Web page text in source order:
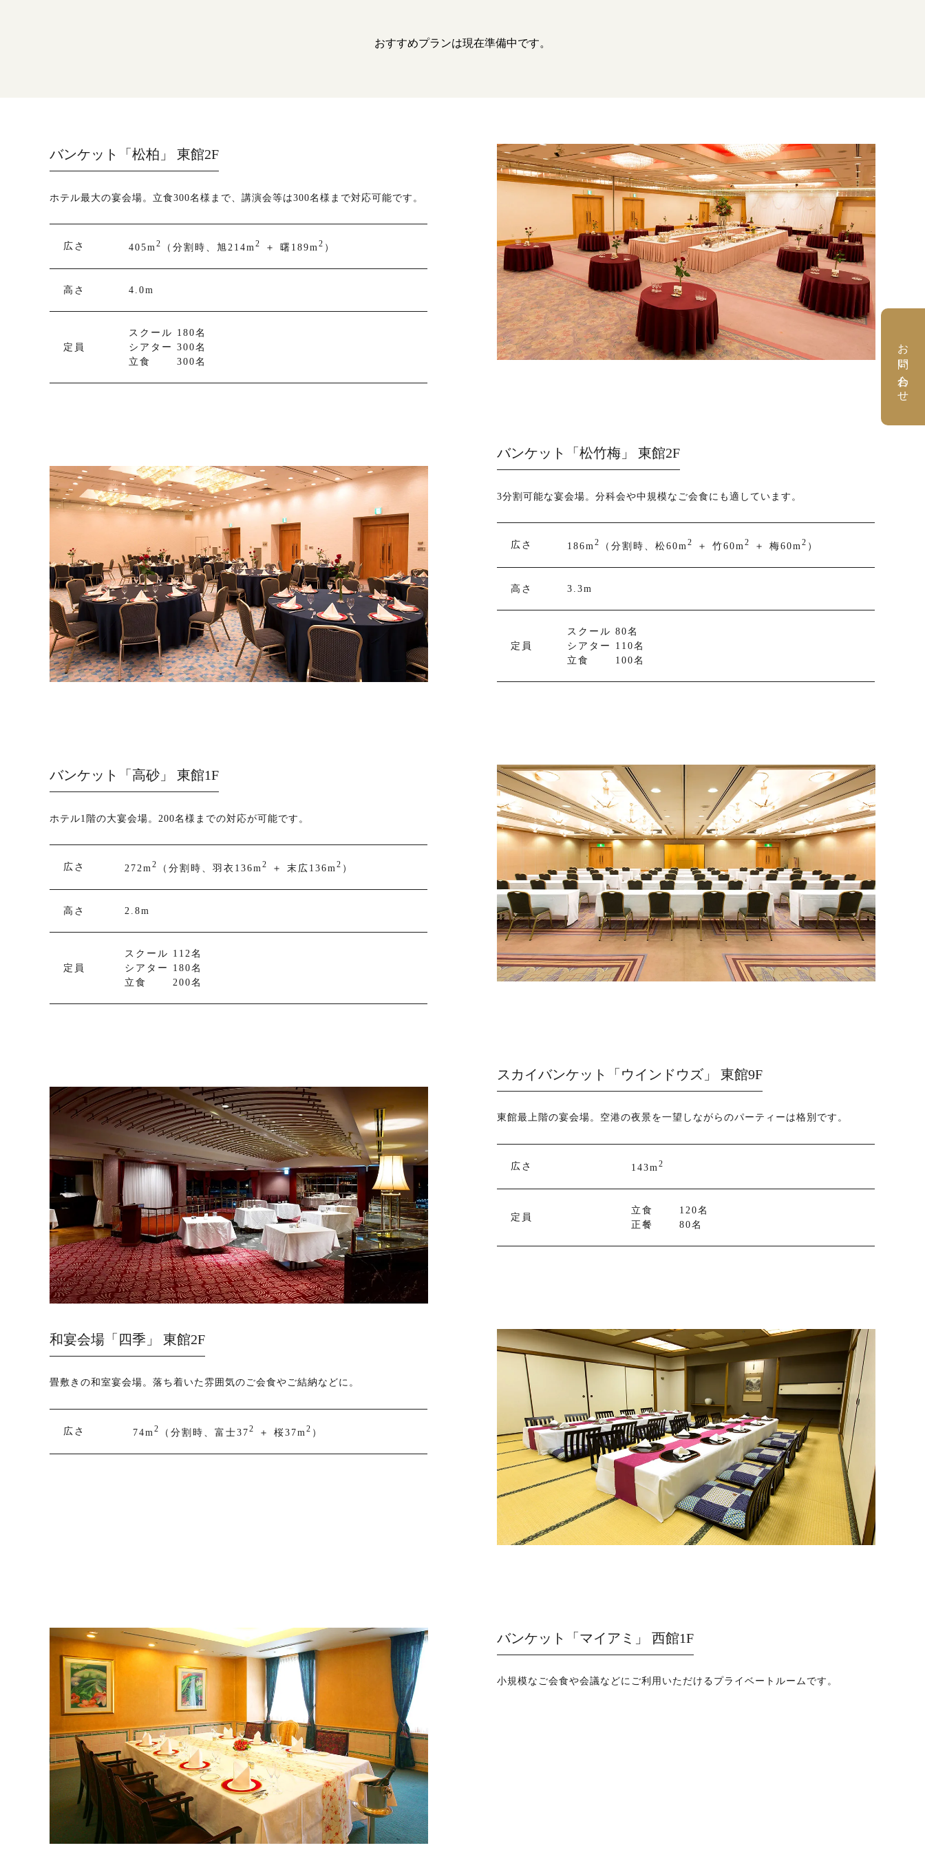
おすすめプランは現在準備中です。
バンケット「松柏」 東館2F
ホテル最大の宴会場。立食300名様まで、講演会等は300名様まで対応可能です。
広さ 405m 2 （分割時、旭214m 2 ＋ 曙189m 2 ）
高さ 4.0m
定員
スクール 180名
シアター 300名
立食 300名
バンケット「松竹梅」 東館2F
3分割可能な宴会場。分科会や中規模なご会食にも適しています。
広さ 186m2 （分割時、松60m2 ＋ 竹60m2 ＋ 梅60m2 ）
高さ 3.3m
定員
スクール 80名
シアター 110名
立食 100名
バンケット「高砂」 東館1F
ホテル1階の大宴会場。200名様までの対応が可能です。
広さ 272m2 （分割時、羽衣136m2 ＋ 末広136m2 ）
高さ 2.8m
定員
スクール 112名
シアター 180名
立食 200名
スカイバンケット「ウインドウズ」 東館9F
東館最上階の宴会場。空港の夜景を一望しながらのパーティーは格別です。
広さ 143m2
定員
立食 120名
正餐 80名
和宴会場「四季」 東館2F
畳敷きの和室宴会場。落ち着いた雰囲気のご会食やご結納などに。
広さ 74m 2 （分割時、富士372 ＋ 桜37m 2 ）
バンケット「マイアミ」 西館1F
小規模なご会食や会議などにご利用いただけるプライベートルームです。
お問い合わせ